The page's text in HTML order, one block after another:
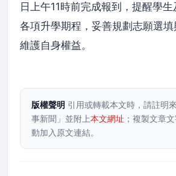
日上午11時前完成報到，提醒學
各項升學期程，妥善規劃志願選
維護自身權益。
版權聲明 引用或轉載本文時，請註明
事新聞」並附上本文網址 ；複製文章
動加入原文連結。